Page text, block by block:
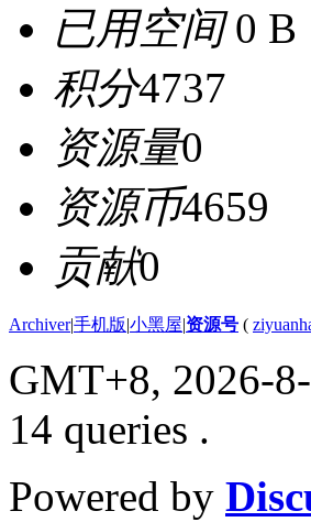
已用空间0 B
积分4737
资源量0
资源币4659
贡献0
Archiver|手机版|小黑屋|资源号 (
GMT+8, 2026-
14 queries .
Powered by